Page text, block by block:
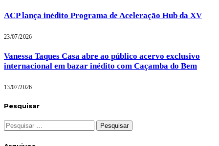
ACP lança inédito Programa de Aceleração Hub da XV
23/07/2026
Vanessa Taques Casa abre ao público acervo exclusivo
internacional em bazar inédito com Caçamba do Bem
13/07/2026
Pesquisar
Pesquisar
por: